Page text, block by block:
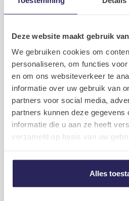
Deze website maakt gebruik
We gebruiken cookies om
personaliseren, om functies
en om ons websiteverkeer te
informatie over uw gebruik van
partners voor social media,
partners kunnen deze gegevens
informatie die u aan ze heeft
verzameld op basis van uw
Alles
Lees meer